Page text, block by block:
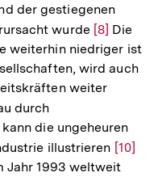
der gestiegenen
wurde Zur
Auflösung
der
Fußnote
[8] Die
weiterhin niedriger ist
wird auch
weiter
durch
die ungeheuren
illustrieren Zur
[10]
Jahr 1993 weltweit